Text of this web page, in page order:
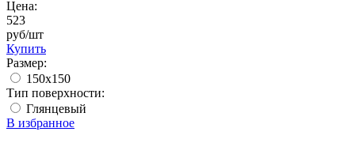
Цена:
523
руб/шт
Купить
Размер:
150x150
Тип поверхности:
Глянцевый
В избранное